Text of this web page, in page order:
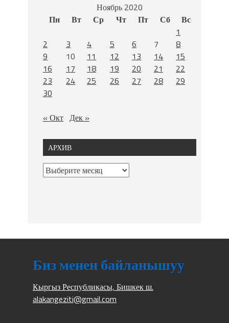
Ноябрь 2020
Пн
Вт Ср Чт Пт Сб
Вс
1
2
3 4 5 6 7
8
9
10 11 12 13 14
15
16
17 18 19 20 21
22
23
24 25 26 27 28
29
30
« Окт Дек »
АРХИВ
Биз менен байланышуу
Кыргыз Республикасы, Бишкек ш.
alakangeziti@gmail.com